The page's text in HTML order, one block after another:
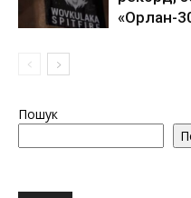
«Орлан-
Пошук